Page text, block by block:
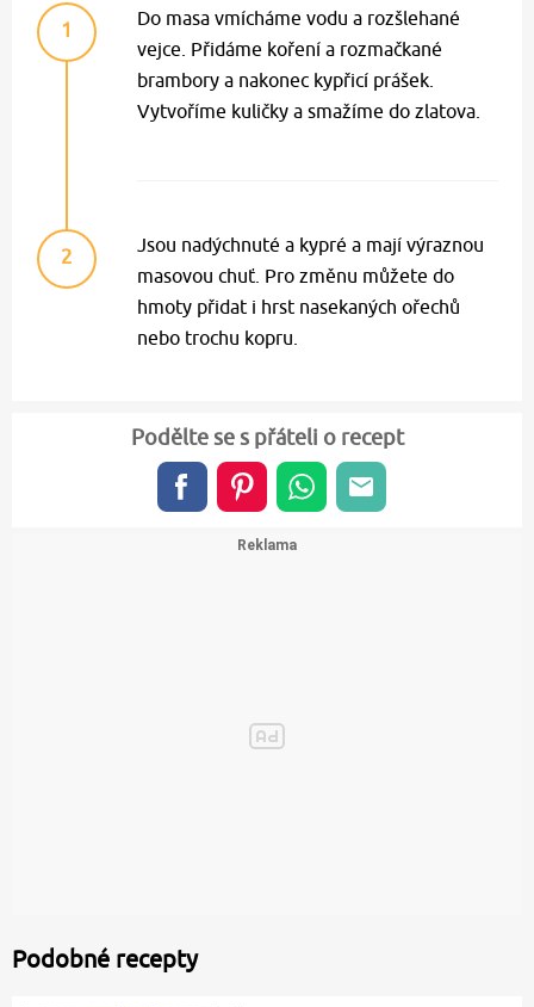
1
Do masa vmícháme vodu a rozšlehané
vejce. Přidáme koření a rozmačkané
brambory a nakonec kypřicí prášek.
Vytvoříme kuličky a smažíme do zlatova.
2
Jsou nadýchnuté a kypré a mají výraznou
masovou chuť. Pro změnu můžete do
hmoty přidat i hrst nasekaných ořechů
nebo trochu kopru.
Podělte se s přáteli o recept
Podobné recepty